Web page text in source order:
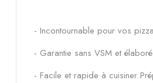
- Incontournable pour vos
- Garantie sans VSM et
- Facile et rapide à cuisiner